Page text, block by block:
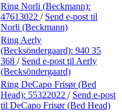
Ring Norli (Beckmann):
47613022 / Send e-post til
Norli (Beckmann)
Ring Aerly
(Becksöndergaard): 940 35
368 / Send e-post til Aerly
(Becksöndergaard)
Ring DeCapo Frisør (Bed
Head): 55322022 / Send e-post
til DeCapo Frisør (Bed Head)